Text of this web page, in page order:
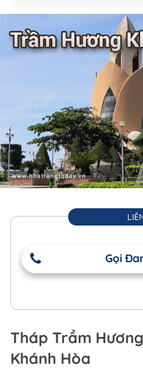
Gọi
Tháp Trầm
Khánh Hòa